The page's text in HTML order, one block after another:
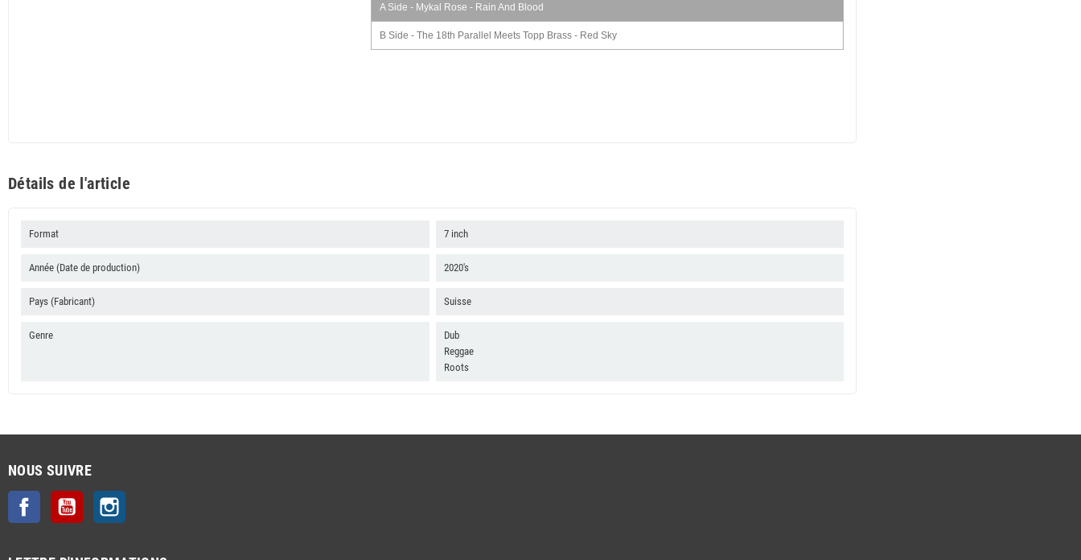
A Side - Mykal Rose - Rain And Blood
B Side - The 18th Parallel Meets Topp Brass - Red Sky
Détails de l'article
Format 7 inch
Année (Date de production) 2020's
Pays (Fabricant) Suisse
Genre
Dub
Reggae
Roots
NOUS SUIVRE
Facebook YouTube